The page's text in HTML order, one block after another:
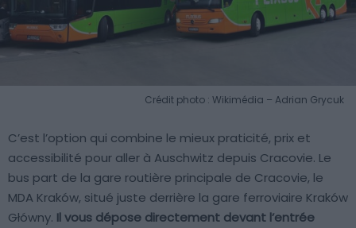
Crédit photo : Wikimédia – Adrian Grycuk
C’est l’option qui combine le mieux praticité, prix et
accessibilité pour aller à Auschwitz depuis Cracovie. Le
bus part de la gare routière principale de Cracovie, le
MDA Kraków, situé juste derrière la gare ferroviaire Kraków
Główny. Il vous dépose directement devant l’entrée